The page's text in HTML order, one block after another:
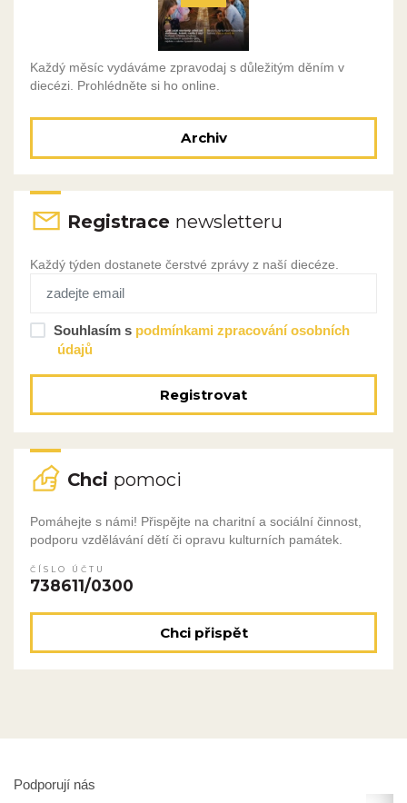
Každý měsíc vydáváme zpravodaj s důležitým děním v
diecézi. Prohlédněte si ho online.
Archiv
Registrace newsletteru
Každý týden dostanete čerstvé zprávy z naší diecéze.
Souhlasím s podmínkami zpracování osobních
údajů
Registrovat
Chci pomoci
Pomáhejte s námi! Přispějte na charitní a sociální činnost,
podporu vzdělávání dětí či opravu kulturních památek.
ČÍSLO ÚČTU
738611/0300
Chci přispět
Podporují nás